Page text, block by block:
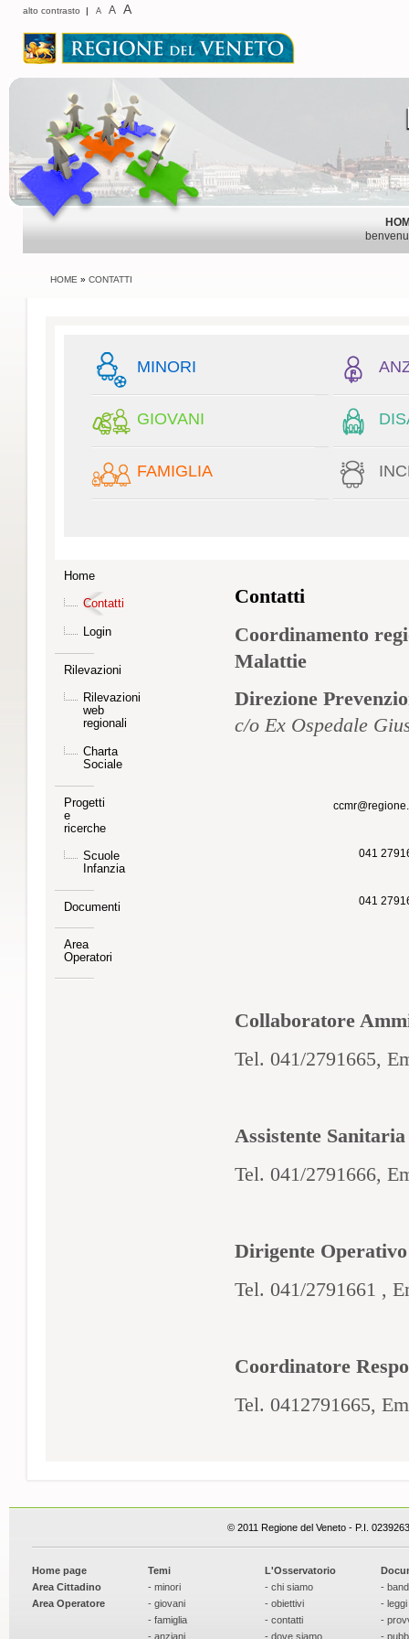
alto contrasto | A A A
HOME » CONTATTI
MINORI
GIOVANI
FAMIGLIA
Home
Contatti
Login
Rilevazioni
Rilevazioni
web
regionali
Charta
Sociale
Progetti
e
ricerche
Scuole
Infanzia
Documenti
Area
Operatori
Contatti
Coordinamento
Malattie
Direzione
c/o Ex Ospedale
041
041
Collaboratore
Tel. 041/2791665,
Assistente
Tel. 041/2791666,
Dirigente
Tel. 041/2791661 ,
Coordinatore
Tel. 0412791665,
© 2011 Regione del Veneto - P.I.
Home page
Area Cittadino
Area Operatore
Temi
- minori
- giovani
- famiglia
- anziani
L'Osservatorio
- chi siamo
- obiettivi
- contatti
- dove siamo
-
- leggi
-
-